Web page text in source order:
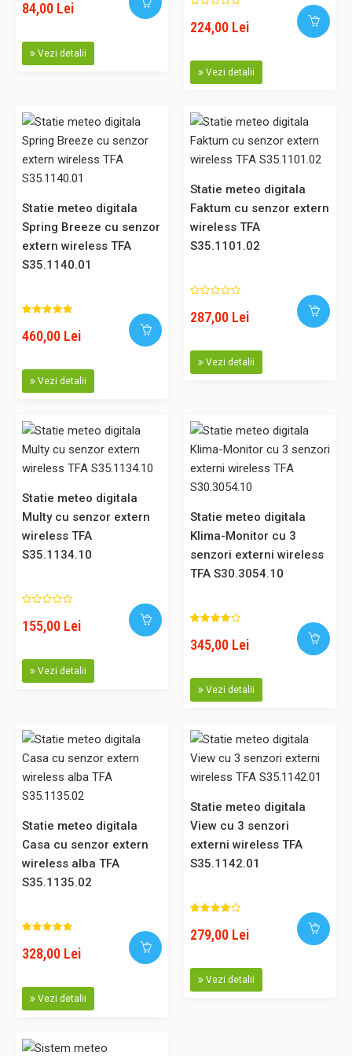
Comparaţie
Statie meteo digitala Sun cu senzor extern wireless TFA
S35.1133.01
Statie meteo digitala cu senzor extern wireless SUN Afisaj
color: temperatura exterioară prin transmițător wireless (
433 MHz , max . 60 m ), valori min/max pentru temperatura
exterioară, prognoza meteo cu simboluri, temperatura și
umiditatea interioară, ceas controlat prin radio cu funcție
de al..
230,00 Lei
Adaugă în Coş
Statie meteo digitala Sun cu senzor extern wireless TFA
S35.1133.02
Statie meteo digitala cu senzor extern wireless SUN Afisaj
433 MHz , max . 60 m ), valori min/max pentru temperatura
exterioară, prognoza meteo cu simboluri, temperatura și
umiditatea interioară, ceas controlat prin radio cu funcție
de al..
230,00 Lei
Adaugă în Coş
Statie meteo digitala Twin Plus cu senzor extern TFA
Cod: S 30.3049 Descriere: Statie meteo cu afisaj
temperatura / umiditate interioara si exterioara, senzor
wireless pentru exterior cu afisaj digital. Acest produs
min./max. Afisare grafica temperatura si umiditate interior
84,00 Lei
Vezi detalii
224,00 Lei
Vezi detalii
Statie meteo digitala
Spring Breeze cu senzor
extern wireless TFA
S35.1140.01
460,00 Lei
Vezi detalii
Statie meteo digitala
Faktum cu senzor extern
wireless TFA
S35.1101.02
287,00 Lei
Vezi detalii
Statie meteo digitala
Multy cu senzor extern
wireless TFA
S35.1134.10
155,00 Lei
Vezi detalii
Statie meteo digitala
Klima-Monitor cu 3
senzori externi wireless
TFA S30.3054.10
345,00 Lei
Vezi detalii
Statie meteo digitala
Casa cu senzor extern
wireless alba TFA
S35.1135.02
328,00 Lei
Vezi detalii
Statie meteo digitala
View cu 3 senzori
externi wireless TFA
S35.1142.01
279,00 Lei
Vezi detalii